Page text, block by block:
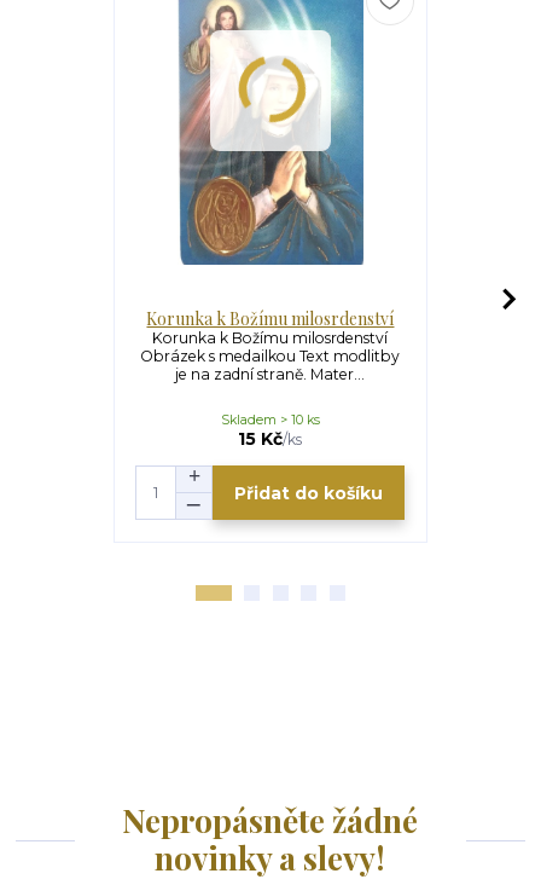
Korunka k Božímu milosrdenství
Korunka k Božímu milosrdenství
Obrázek s medailkou Text modlitby
je na zadní straně. Mater...
15 Kč/ks
Skladem > 10 ks
Přidat do košíku
Nepropásněte žádné
novinky a slevy!